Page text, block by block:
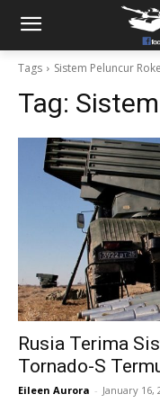
Tags Sistem Peluncur
Tag:
Rusia Terima
Tornado-S
Eileen Aurora - January 16,